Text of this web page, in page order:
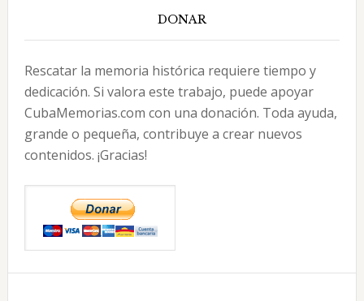
DONAR
Rescatar la memoria histórica requiere tiempo y
dedicación. Si valora este trabajo, puede apoyar
CubaMemorias.com con una donación. Toda ayuda,
grande o pequeña, contribuye a crear nuevos
contenidos. ¡Gracias!